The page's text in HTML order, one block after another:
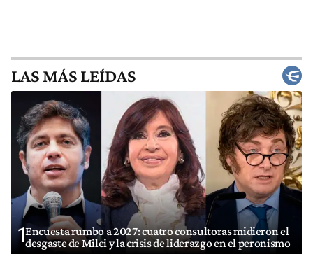
LAS MÁS LEÍDAS
1Encuesta rumbo a 2027: cuatro consultoras midieron el
desgaste de Milei y la crisis de liderazgo en el peronismo